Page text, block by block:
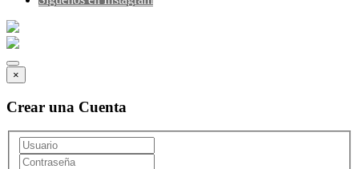
×
Crear una Cuenta